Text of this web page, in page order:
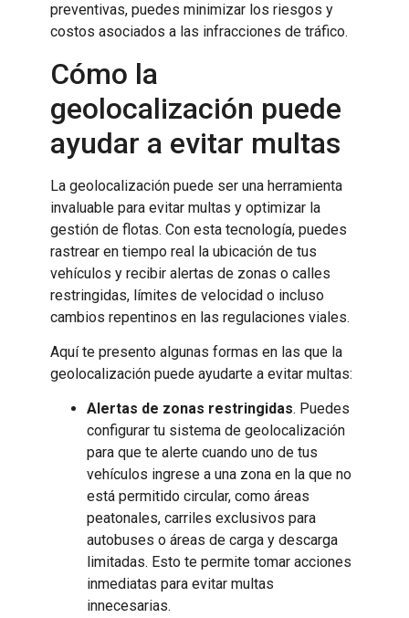
preventivas, puedes minimizar los riesgos y
costos asociados a las infracciones de tráfico.
Cómo la
geolocalización puede
ayudar a evitar multas
La geolocalización puede ser una herramienta
invaluable para evitar multas y optimizar la
gestión de flotas. Con esta tecnología, puedes
rastrear en tiempo real la ubicación de tus
vehículos y recibir alertas de zonas o calles
restringidas, límites de velocidad o incluso
cambios repentinos en las regulaciones viales.
Aquí te presento algunas formas en las que la
geolocalización puede ayudarte a evitar multas:
Alertas de zonas restringidas. Puedes
configurar tu sistema de geolocalización
para que te alerte cuando uno de tus
vehículos ingrese a una zona en la que no
está permitido circular, como áreas
peatonales, carriles exclusivos para
autobuses o áreas de carga y descarga
limitadas. Esto te permite tomar acciones
inmediatas para evitar multas
innecesarias.